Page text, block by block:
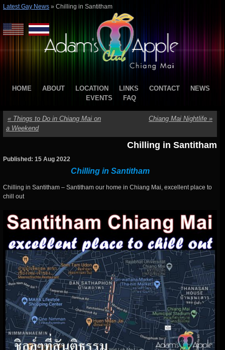
Latest Gay News » Chilling​ in Santitham
HOME ABOUT LOCATION LINKS CONTACT
NEWS
EVENTS
FAQ
« Things to Do in Chiang Mai on
a Weekend
Chiang Mai Nightlife »
Chilling​ in Santitham
Published: 15 Aug 2022
Chilling​ in Santitham
Chilling​ in Santitham – Santitham our home in Chiang Mai, excellent place to
chill out